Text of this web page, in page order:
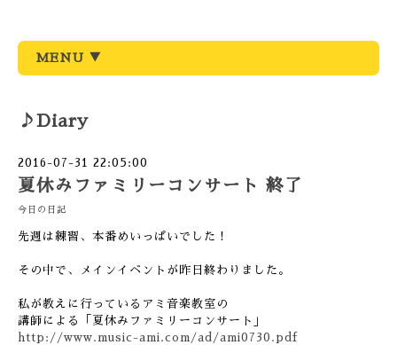
MENU ▼
♪Diary
2016-07-31 22:05:00
夏休みファミリーコンサート 終了
今日の日記
先週は練習、本番めいっぱいでした！
その中で、メインイベントが昨日終わりました。
私が教えに行っているアミ音楽教室の
講師による「夏休みファミリーコンサート」
http://www.music-ami.com/ad/ami0730.pdf